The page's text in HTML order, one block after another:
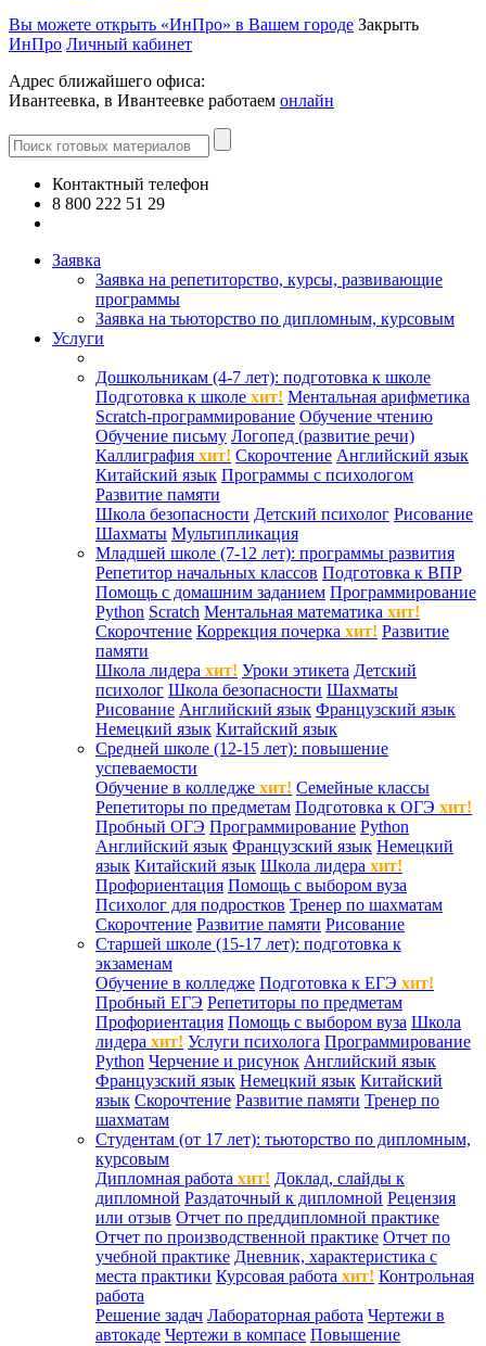
Вы можете открыть «ИнПро» в Вашем городе Закрыть
ИнПро Личный кабинет
Адрес ближайшего офиса:
Ивантеевка, в Ивантеевке работаем онлайн
Контактный телефон
8 800 222 51 29
Заявка
Заявка на репетиторство, курсы, развивающие
программы
Заявка на тьюторство по дипломным, курсовым
Услуги
Дошкольникам (4-7 лет): подготовка к школе
Подготовка к школе хит! Ментальная арифметика
Scratch-программирование Обучение чтению
Обучение письму Логопед (развитие речи)
Каллиграфия хит! Скорочтение Английский язык
Китайский язык Программы с психологом
Развитие памяти
Школа безопасности Детский психолог Рисование
Шахматы Мультипликация
Младшей школе (7-12 лет): программы развития
Репетитор начальных классов Подготовка к ВПР
Помощь с домашним заданием Программирование
Python Scratch Ментальная математика хит!
Скорочтение Коррекция почерка хит! Развитие
памяти
Школа лидера хит! Уроки этикета Детский
психолог Школа безопасности Шахматы
Рисование Английский язык Французский язык
Немецкий язык Китайский язык
Средней школе (12-15 лет): повышение
успеваемости
Обучение в колледже хит! Семейные классы
Репетиторы по предметам Подготовка к ОГЭ хит!
Пробный ОГЭ Программирование Python
Английский язык Французский язык Немецкий
язык Китайский язык Школа лидера хит!
Профориентация Помощь с выбором вуза
Психолог для подростков Тренер по шахматам
Скорочтение Развитие памяти Рисование
Старшей школе (15-17 лет): подготовка к
экзаменам
Обучение в колледже Подготовка к ЕГЭ хит!
Пробный ЕГЭ Репетиторы по предметам
Профориентация Помощь с выбором вуза Школа
лидера хит! Услуги психолога Программирование
Python Черчение и рисунок Английский язык
Французский язык Немецкий язык Китайский
язык Скорочтение Развитие памяти Тренер по
шахматам
Студентам (от 17 лет): тьюторство по дипломным,
курсовым
Дипломная работа хит! Доклад, слайды к
дипломной Раздаточный к дипломной Рецензия
или отзыв Отчет по преддипломной практике
Отчет по производственной практике Отчет по
учебной практике Дневник, характеристика с
места практики Курсовая работа хит! Контрольная
работа
Решение задач Лабораторная работа Чертежи в
автокаде Чертежи в компасе Повышение